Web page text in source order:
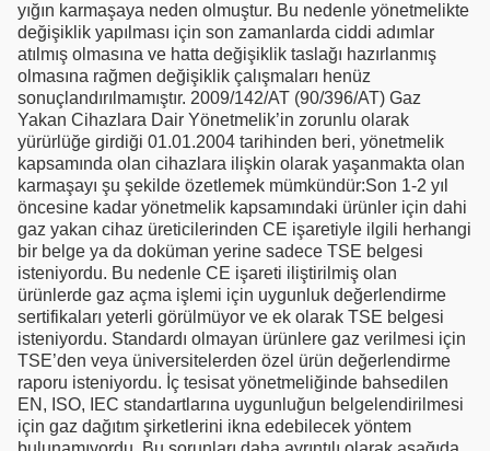
yığın karmaşaya neden olmuştur. Bu nedenle yönetmelikte
değişiklik yapılması için son zamanlarda ciddi adımlar
atılmış olmasına ve hatta değişiklik taslağı hazırlanmış
olmasına rağmen değişiklik çalışmaları henüz
sonuçlandırılmamıştır. 2009/142/AT (90/396/AT) Gaz
Yakan Cihazlara Dair Yönetmelik’in zorunlu olarak
yürürlüğe girdiği 01.01.2004 tarihinden beri, yönetmelik
kapsamında olan cihazlara ilişkin olarak yaşanmakta olan
karmaşayı şu şekilde özetlemek mümkündür:Son 1-2 yıl
öncesine kadar yönetmelik kapsamındaki ürünler için dahi
gaz yakan cihaz üreticilerinden CE işaretiyle ilgili herhangi
bir belge ya da doküman yerine sadece TSE belgesi
isteniyordu. Bu nedenle CE işareti iliştirilmiş olan
ürünlerde gaz açma işlemi için uygunluk değerlendirme
sertifikaları yeterli görülmüyor ve ek olarak TSE belgesi
isteniyordu. Standardı olmayan ürünlere gaz verilmesi için
TSE’den veya üniversitelerden özel ürün değerlendirme
raporu isteniyordu. İç tesisat yönetmeliğinde bahsedilen
EN, ISO, IEC standartlarına uygunluğun belgelendirilmesi
için gaz dağıtım şirketlerini ikna edebilecek yöntem